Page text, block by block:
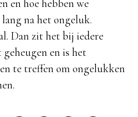
en hoe hebben we
na het ongeluk.
Dan zit het bij iedere
en is het
te treffen om ongelukken